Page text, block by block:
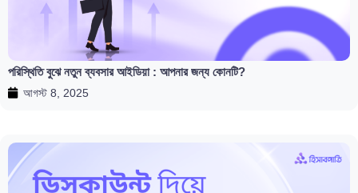
পরিস্থিতি বুঝে নতুন ব্যবসার আইডিয়া : আপনার জন্য কোনটি?
আগস্ট 8, 2025